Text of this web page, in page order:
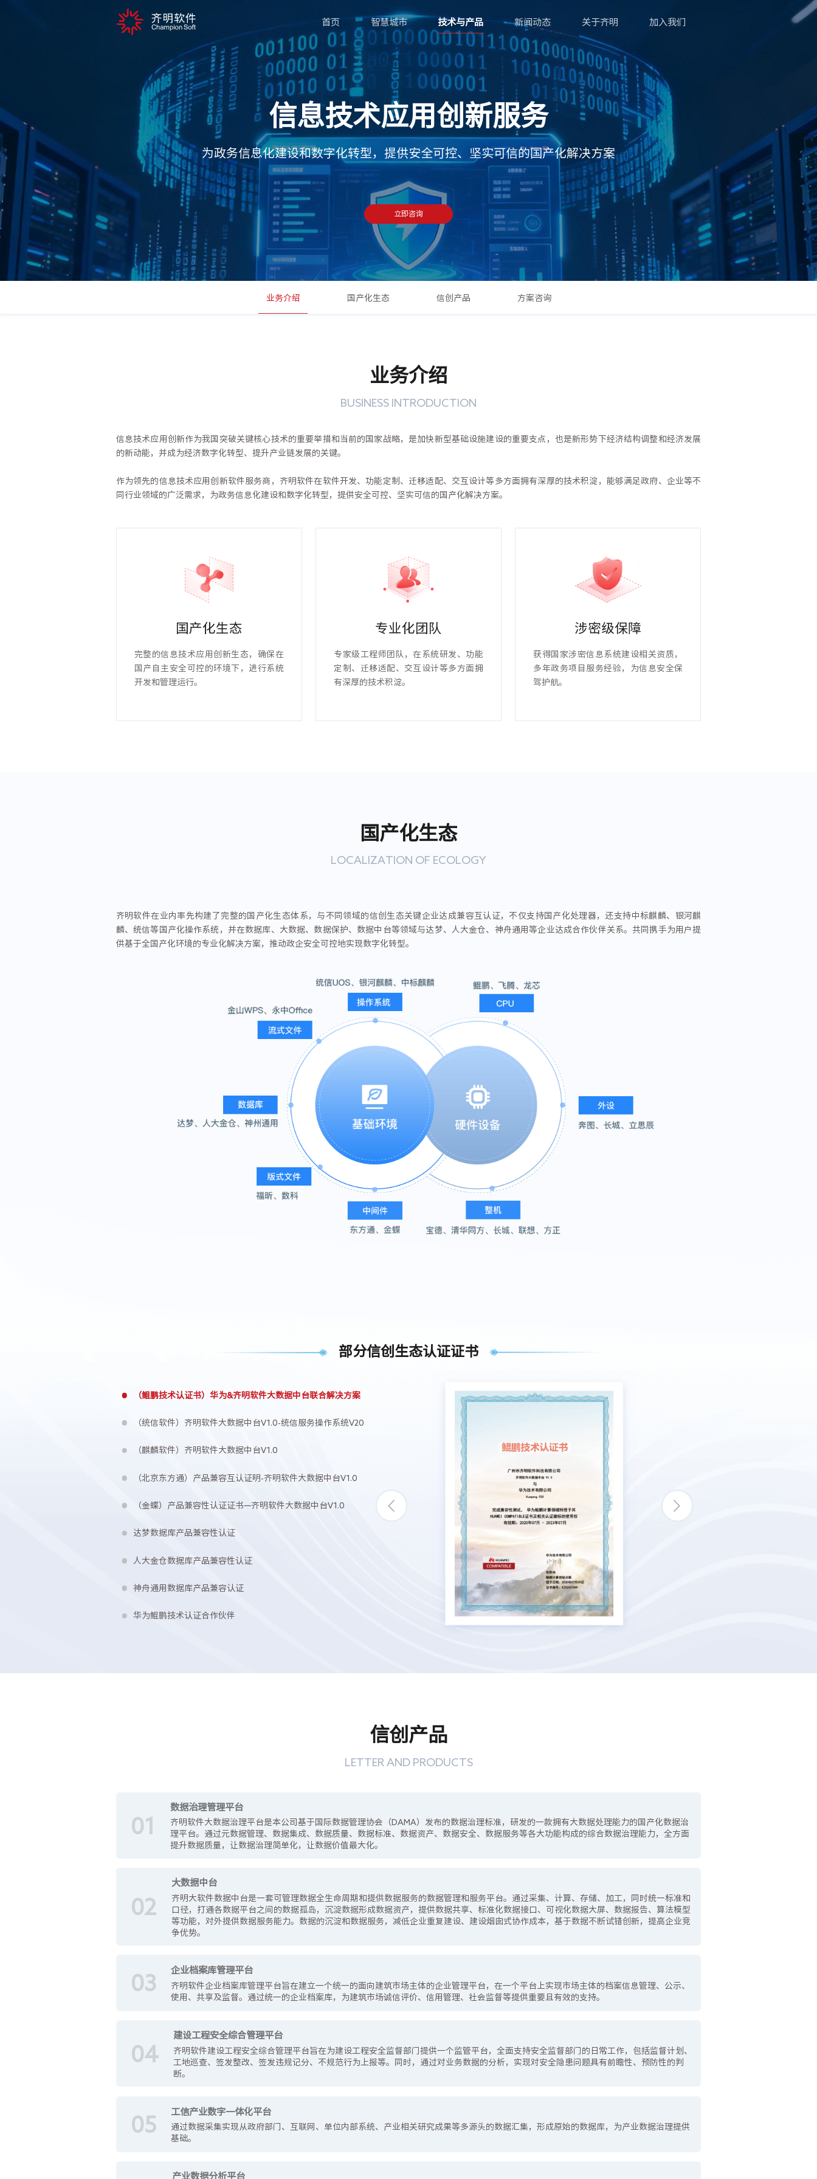
首页 智慧城市 技术与产品 新闻动态 关于齐明 加入我们
信息技术应用创新服务
为政务信息化建设和数字化转型，提供安全可控、坚实可信的国产化解决方案
立即咨询
业务介绍 国产化生态 信创产品 方案咨询
业务介绍
BUSINESS INTRODUCTION
信息技术应用创新作为我国突破关键核心技术的重要举措和当前的国家战略，是加快新型基础设施建设的重要支点，也是新形势下经济结构调整和经济发展
的新动能，并成为经济数字化转型、提升产业链发展的关键。
作为领先的信息技术应用创新软件服务商，齐明软件在软件开发、功能定制、迁移适配、交互设计等多方面拥有深厚的技术积淀，能够满足政府、企业等不
同行业领域的广泛需求，为政务信息化建设和数字化转型，提供安全可控、坚实可信的国产化解决方案。
国产化生态
完整的信息技术应用创新生态，确保在
国产自主安全可控的环境下，进行系统
开发和管理运行。
专业化团队
专家级工程师团队，在系统研发、功能
定制、迁移适配、交互设计等多方面拥
有深厚的技术积淀。
涉密级保障
获得国家涉密信息系统建设相关资质，
多年政务项目服务经验，为信息安全保
驾护航。
国产化生态
LOCALIZATION OF ECOLOGY
齐明软件在业内率先构建了完整的国产化生态体系，与不同领域的信创生态关键企业达成兼容互认证，不仅支持国产化处理器，还支持中标麒麟、银河麒
麟、统信等国产化操作系统，并在数据库、大数据、数据保护、数据中台等领域与达梦、人大金仓、神舟通用等企业达成合作伙伴关系。共同携手为用户提
供基于全国产化环境的专业化解决方案，推动政企安全可控地实现数字化转型。
部分信创生态认证证书
（鲲鹏技术认证书）华为&齐明软件大数据中台联合解决方案
（统信软件）齐明软件大数据中台V1.0-统信服务操作系统V20
（麒麟软件）齐明软件大数据中台V1.0
（北京东方通）产品兼容互认证明-齐明软件大数据中台V1.0
（金蝶）产品兼容性认证证书—齐明软件大数据中台V1.0
达梦数据库产品兼容性认证
人大金仓数据库产品兼容性认证
神舟通用数据库产品兼容认证
华为鲲鹏技术认证合作伙伴
信创产品
LETTER AND PRODUCTS
01
数据治理管理平台
齐明软件大数据治理平台是本公司基于国际数据管理协会（DAMA）发布的数据治理标准，研发的一款拥有大数据处理能力的国产化数据治
理平台。通过元数据管理、数据集成、数据质量、数据标准、数据资产、数据安全、数据服务等各大功能构成的综合数据治理能力，全方面
提升数据质量，让数据治理简单化，让数据价值最大化。
02
大数据中台
齐明大软件数据中台是一套可管理数据全生命周期和提供数据服务的数据管理和服务平台。通过采集、计算、存储、加工，同时统一标准和
口径，打通各数据平台之间的数据孤岛，沉淀数据形成数据资产，提供数据共享、标准化数据接口、可视化数据大屏、数据报告、算法模型
等功能，对外提供数据服务能力。数据的沉淀和数据服务，减低企业重复建设、建设烟囱式协作成本，基于数据不断试错创新，提高企业竞
争优势。
03
企业档案库管理平台
齐明软件企业档案库管理平台旨在建立一个统一的面向建筑市场主体的企业管理平台，在一个平台上实现市场主体的档案信息管理、公示、
使用、共享及监督。通过统一的企业档案库，为建筑市场诚信评价、信用管理、社会监督等提供重要且有效的支持。
04
建设工程安全综合管理平台
齐明软件建设工程安全综合管理平台旨在为建设工程安全监督部门提供一个监管平台，全面支持安全监督部门的日常工作，包括监督计划、
工地巡查、签发整改、签发违规记分、不规范行为上报等。同时，通过对业务数据的分析，实现对安全隐患问题具有前瞻性、预防性的判
断。
05
工信产业数字一体化平台
通过数据采集实现从政府部门、互联网、单位内部系统、产业相关研究成果等多源头的数据汇集，形成原始的数据库，为产业数据治理提供
基础。
产业数据分析平台